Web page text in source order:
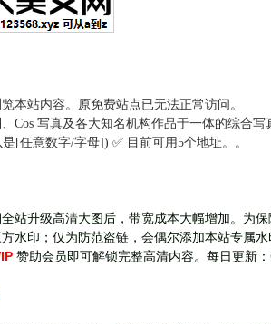
本站内容。原免费站点已无法正常访问。
Cos 写真及各大知名机构作品于一体的综合写
[任意数字/字母]) ✅ 目前可用5个地址。。
站升级高清大图后，带宽成本大幅增加。为
水印；仅为防范盗链，会偶尔添加本站专属水
赞助会员即可解锁完整高清内容。每日更新：